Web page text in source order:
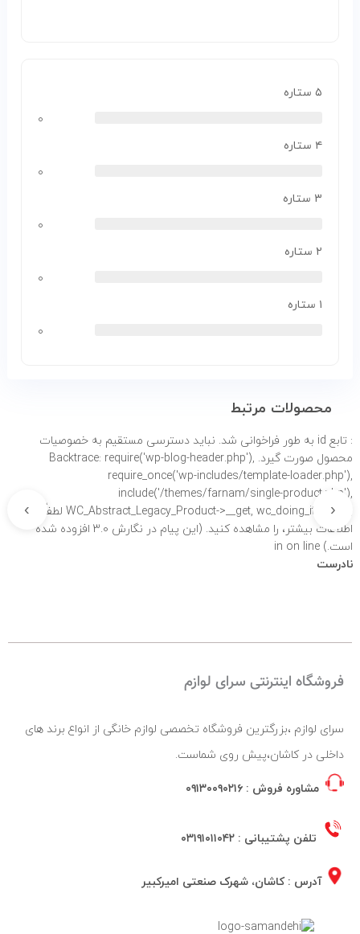
۵ ستاره
۰
۴ ستاره
۰
۳ ستاره
۰
۲ ستاره
۰
۱ ستاره
۰
محصولات مرتبط
: تابع id به طور
فراخوانی شد. نباید دسترسی مستقیم به خصوصیات
محصول صورت گیرد. Backtrace: require('wp-blog-header.php'),
require_once('wp-includes/template-loader.php'),
include('/themes/farnam/single-product.php'),
WC_Abstract_Legacy_Product->__get, wc_doing_it_wrong لطفاً برای
اطلاعات بیشتر،
را مشاهده کنید. (این پیام در نگارش 3.0 افزوده شده
است.) in on line
نادرست
‹
›
فروشگاه اینترنتی سرای لوازم
سرای لوازم ،بزرگترین فروشگاه تخصصی لوازم خانگی از انواع برند های
داخلی در کاشان،پیش روی شماست.
مشاوره فروش : ۰۹۱۳۰۰۹۰۲۱۶
تلفن پشتیبانی : ۰۳۱۹۱۰۱۱۰۴۲
آدرس : کاشان، شهرک صنعتی امیرکبیر